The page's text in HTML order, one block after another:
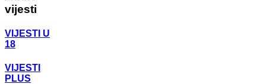
vijesti
VIJESTI U
18
VIJESTI
PLUS